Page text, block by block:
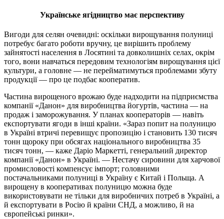
Українське ягідництво має перспективу
Вигоди для селян очевидні: оскільки вирощування полуниці
потребує багато роботи вручну, це вирішить проблему
зайнятості населення в Лосятині та довколишніх селах, окрім
того, вони навчаться передовим технологіям вирощування цієї
культури, а головне — не перейматимуться проблемами збуту
продукції — про це подбає кооператив.
Частина вирощеного врожаю буде надходити на підприємства
компанії «Данон» для виробництва йогуртів, частина — на
продаж і заморожування. У планах кооператорів — навіть
експортувати ягоди в інші країни. «Зараз попит на полуницю
в Україні втричі перевищує пропозицію і становить 130 тисяч
тонн щороку при обсягах національного виробництва 35
тисяч тонн, — каже Даріо Маркетті, генеральний директор
компанії «Данон» в Україні. — Нестачу сировини для харчової
промисловості компенсує імпорт; головними
постачальниками полуниці в Україну є Китай і Польща. А
вирощену в кооперативах полуницю можна буде
використовувати не тільки для виробничих потреб в Україні, а
й експортувати в Росію й країни СНД, а можливо, й на
європейські ринки».